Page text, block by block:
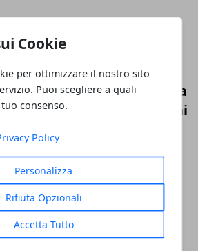
Cookie
per ottimizzare il nostro sito
Puoi scegliere a quali
consenso.
Policy
Personalizza
Rifiuta Opzionali
Accetta Tutto
viaggio: cosa
copre e principali esclusioni